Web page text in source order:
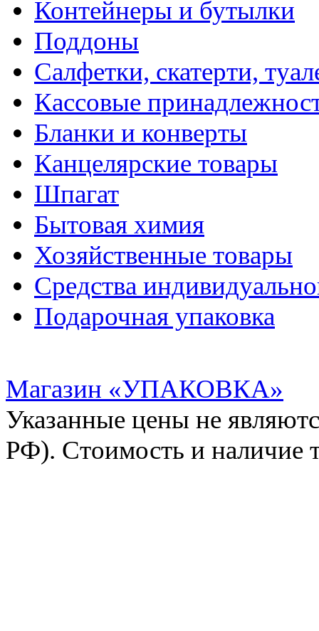
Контейнеры и бутылки
Поддоны
Салфетки, скатерти,
Кассовые
Бланки и конверты
Канцелярские товары
Шпагат
Бытовая химия
Хозяйственные товары
Средства
Подарочная упаковка
Магазин «УПАКОВКА»
Указанные цены не
РФ). Стоимость и наличие